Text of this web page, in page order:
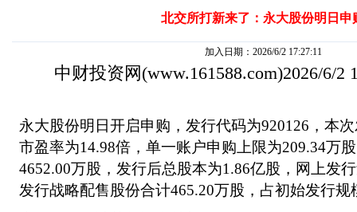
北交所打新来了：永大股份明日申
加入日期：2026/6/2 17:27:11
中财投资网 (www.161588.com)2026/6/2
永大股份明日开启申购，发行代码为920126，本
市盈率为14.98倍，单一账户申购上限为209.34万
4652.00万股，发行后总股本为1.86亿股，网上发
发行战略配售股份合计465.20万股，占初始发行规